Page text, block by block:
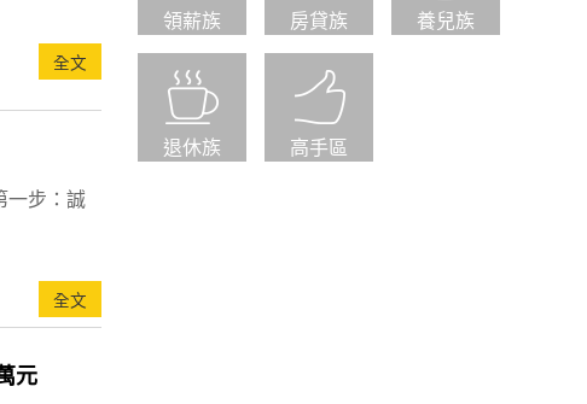
全文
一步：誠
全文
元
領薪族 房貸族 養兒族
退休族 高手區